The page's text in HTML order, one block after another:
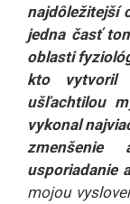
najdôležitejší
jedna časť
oblasti
kto vytvoril
ušľachtilou
vykonal
usporiadanie
mojou